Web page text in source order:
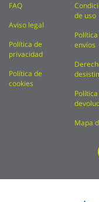
FAQ
Aviso legal
Política de
privacidad
Política de
cookies
de uso
envíos
Mapa